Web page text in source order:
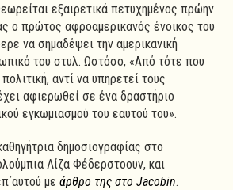
εξαιρετικά πετυχημένος πρώην
ο πρώτος αφροαμερικανός ένοικος του
να σημαδέψει την αμερικανική
του στυλ. Ωστόσο, «Από τότε που
αντί να υπηρετεί τους
αφιερωθεί σε ένα δραστήριο
εγκωμιασμού του εαυτού του».
δημοσιογραφίας στο
Λίζα Φέδερστοουν, και
με άρθρο της στο Jacobin.